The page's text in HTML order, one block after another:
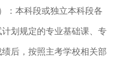
：本科段或独立本科段各
划规定的专业基础课、专
后，按照主考学校相关部